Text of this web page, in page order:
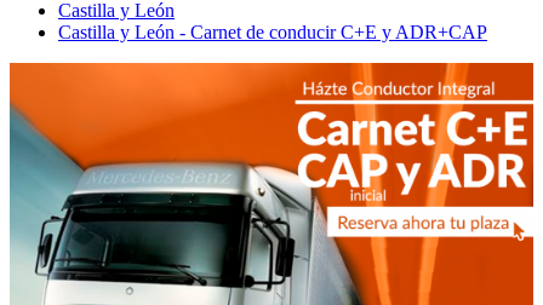
Castilla y León
Castilla y León - Carnet de conducir C+E y ADR+CAP